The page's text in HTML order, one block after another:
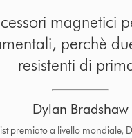
magnetici
perchè
resistenti di
Dylan Bradshaw
premiato a livello mondiale,